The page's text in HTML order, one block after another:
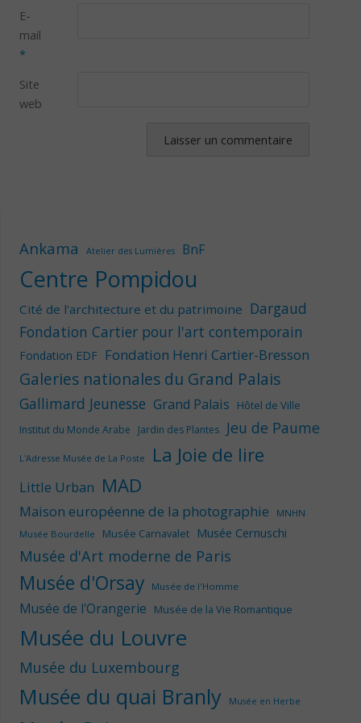
E-
mail
*
Site
web
Ankama Atelier des Lumières BnF
Centre Pompidou
Cité de l'architecture et du patrimoine Dargaud
Fondation Cartier pour l'art contemporain
Fondation EDF Fondation Henri Cartier-Bresson
Galeries nationales du Grand Palais
Gallimard Jeunesse Grand Palais Hôtel de Ville
Institut du Monde Arabe Jardin des Plantes Jeu de Paume
L'Adresse Musée de La Poste La Joie de lire
Little Urban MAD
Maison européenne de la photographie
MNHN
Musée Bourdelle
Musée Carnavalet Musée Cernuschi
Musée d'Art moderne de Paris
Musée d'Orsay Musée de l'Homme
Musée de l'Orangerie Musée de la Vie Romantique
Musée du Louvre
Musée du Luxembourg
Musée du quai Branly Musée en Herbe